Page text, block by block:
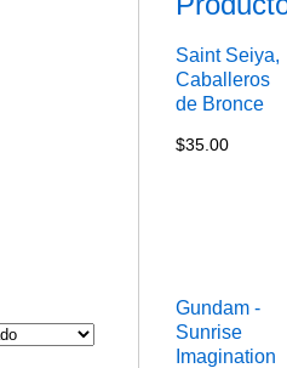
Saint Seiya,
Caballeros
de Bronce
$35.00
Gundam -
Sunrise
Imagination